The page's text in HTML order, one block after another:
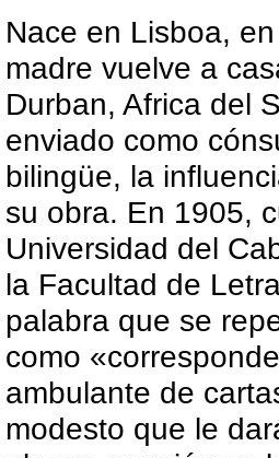
Nace en Lisboa,
madre vuelve a
Durban, Africa del
enviado como
bilingüe, la
su obra. En 1905,
Universidad del
la Facultad de
palabra que se
como
ambulante de
modesto que le